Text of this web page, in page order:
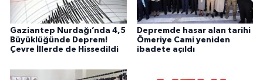
Gaziantep Nurdağı’nda 4,5
Büyüklüğünde Deprem!
Çevre İllerde de Hissedildi
Depremde hasar alan tarihi
Ömeriye Cami yeniden
ibadete açıldı